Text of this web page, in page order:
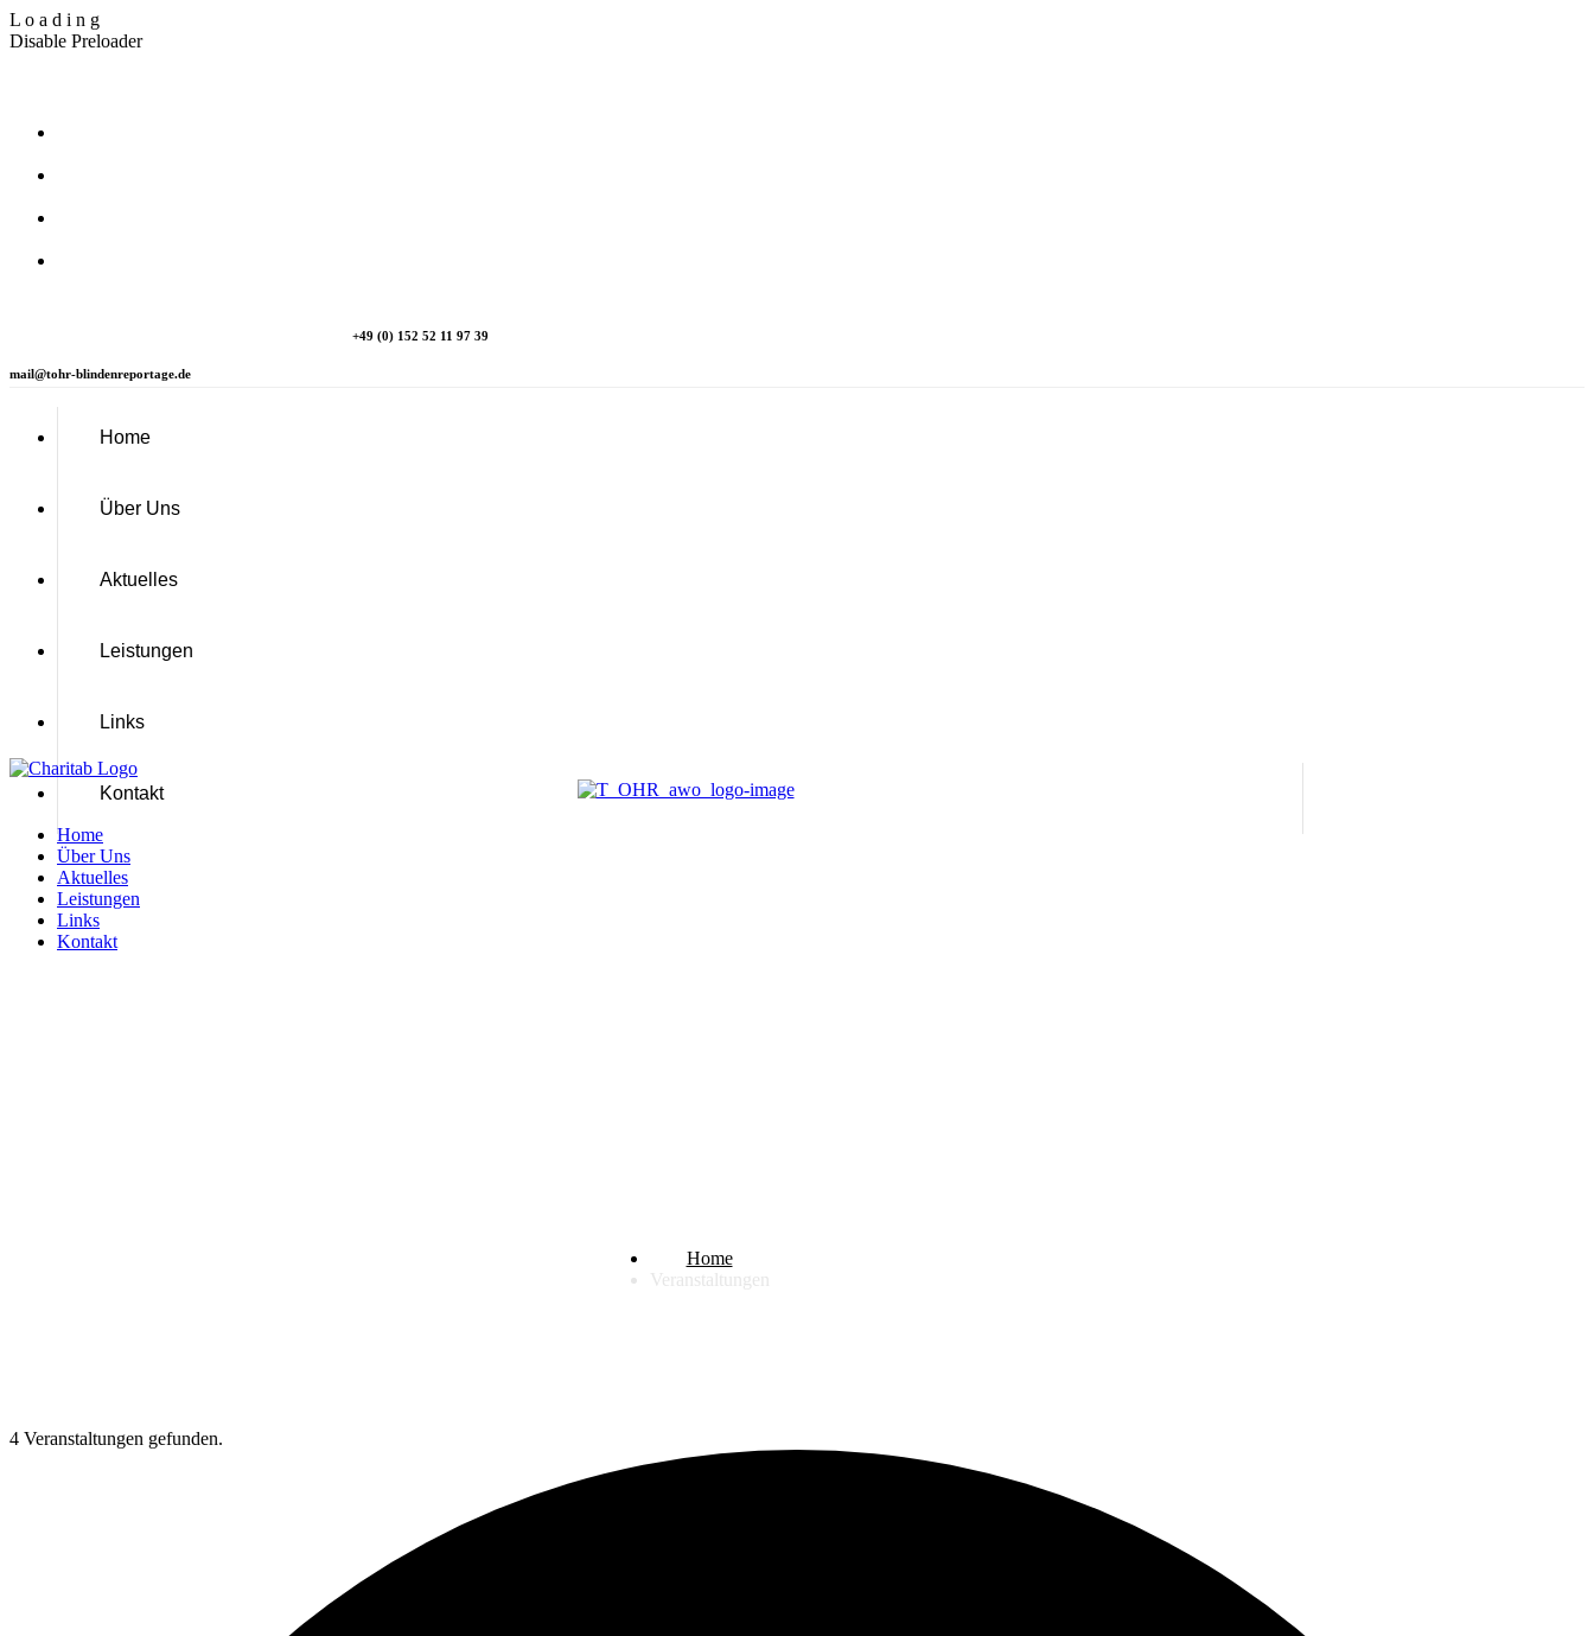
L o a d i n g
Disable Preloader
+49 (0) 152 52 11 97 39
mail@tohr-blindenreportage.de
Home
Über Uns
Aktuelles
Leistungen
Links
Kontakt
Home
Über Uns
Aktuelles
Leistungen
Links
Kontakt
Home
Veranstaltungen
4 Veranstaltungen gefunden.